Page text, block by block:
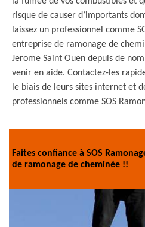
risque de causer d’importants
laissez un professionnel comme
entreprise de ramonage de
Jerome Saint Ouen depuis de
venir en aide. Contactez-les
le biais de leurs sites internet et
professionnels comme SOS
Faites confiance à SOS
de ramonage de cheminée !!